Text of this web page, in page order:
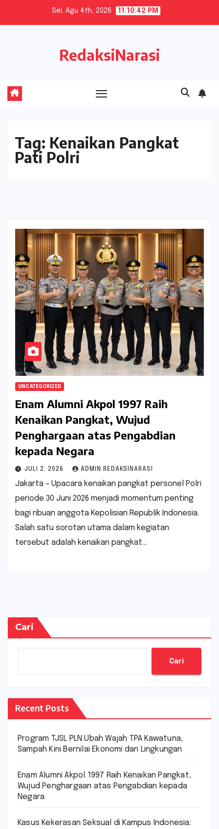
Sel. Agu 4th, 2026 11:10:42 PM
RedaksiNarasi
Tag: Kenaikan Pangkat
Pati Polri
UNCATEGORIZED
Enam Alumni Akpol 1997 Raih
Kenaikan Pangkat, Wujud
Penghargaan atas Pengabdian
kepada Negara
JULI 2, 2026 ADMIN REDAKSINARASI
Jakarta – Upacara kenaikan pangkat personel Polri
periode 30 Juni 2026 menjadi momentum penting
bagi ribuan anggota Kepolisian Republik Indonesia.
Salah satu sorotan utama dalam kegiatan
tersebut adalah kenaikan pangkat…
Cari
Cari
Recent Posts
Program TJSL PLN Ubah Wajah TPA Kawatuna,
Sampah Kini Bernilai Ekonomi dan Lingkungan
Enam Alumni Akpol 1997 Raih Kenaikan Pangkat,
Wujud Penghargaan atas Pengabdian kepada
Negara
Kasus Kekerasan Seksual di Kampus Indonesia: